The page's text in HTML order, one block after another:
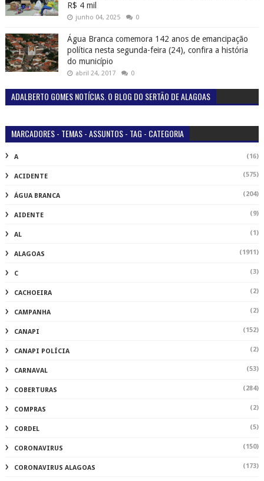
R$ 4 mil
junho 04, 2025 0
Água Branca comemora 142 anos de emancipação
política nesta segunda-feira (24), confira a história
do município
abril 24, 2017 0
ADALBERTO GOMES NOTÍCIAS. O BLOG DO SERTÃO DE ALAGOAS
MARCADORES - TEMAS - ASSUNTOS - TAG - CATEGORIA
A (16)
ACIDENTE (575)
ÁGUA BRANCA (204)
AIDENTE (9)
AL (1)
ALAGOAS (1911)
C (3)
CACHOEIRA (2)
CAMPANHA (2)
CANAPI (152)
CANAPI POLÍCIA (2)
CARNAVAL (53)
COBERTURAS (284)
COMPRAS (2)
CORDEL (5)
CORONAVIRUS (150)
CORONAVIRUS ALAGOAS (173)